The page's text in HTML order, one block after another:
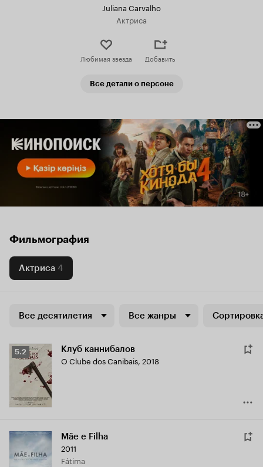
Juliana Carvalho
Актриса
Любимая звезда Добавить
Все детали о персоне
Фильмография
Актриса 4
Все десятилетия Все жанры
Рейтинг
Кинопоиска
5.2
5.2 Клуб каннибалов
O Clube dos Canibais, 2018
Mãe e Filha
2011
Fátima